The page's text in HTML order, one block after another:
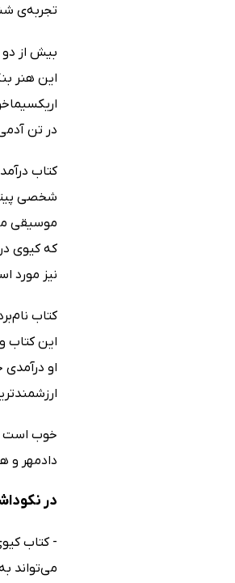
تجربه‌ی
بیش از دو
این هنر
در تن
موسیقی
که کیوی
نیز مورد
این کتاب
او
خوب است
دادمهر و
در
- کتاب
می‌تواند